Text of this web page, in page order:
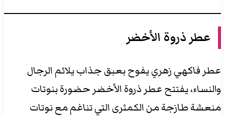
عطر ذروة الأخضر
عطر فاكهي زهري يفوح بعبق جذاب يلائم الرجال
والنساء، يفتتح عطر ذروة الأخضر حضورة بنوتات
منعشة طازجة من الكمثرى التي تناغم مع نوتات